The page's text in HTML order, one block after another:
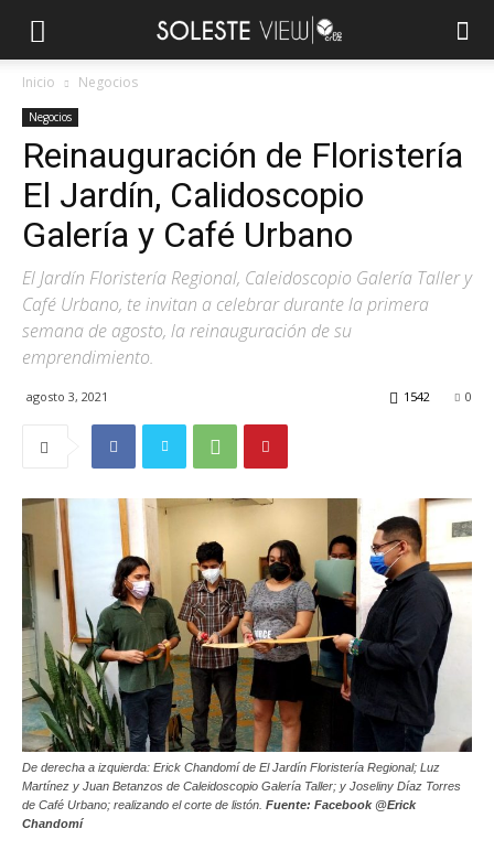
Inicio Negocios
Negocios
Reinauguración de Floristería
El Jardín, Calidoscopio
Galería y Café Urbano
El Jardín Floristería Regional, Caleidoscopio Galería Taller y
Café Urbano, te invitan a celebrar durante la primera
semana de agosto, la reinauguración de su
emprendimiento.
agosto 3, 2021 0
1542
De derecha a izquierda: Erick Chandomí de El Jardín Floristería Regional; Luz
Martínez y Juan Betanzos de Caleidoscopio Galería Taller; y Joseliny Díaz Torres
de Café Urbano; realizando el corte de listón. Fuente: Facebook @Erick
Chandomí